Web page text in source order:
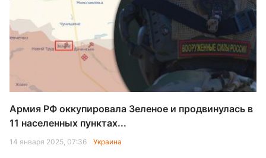
Армия РФ оккупировала Зеленое и продвинулась в
11 населенных пунктах...
14 января 2025, 07:36 Украина